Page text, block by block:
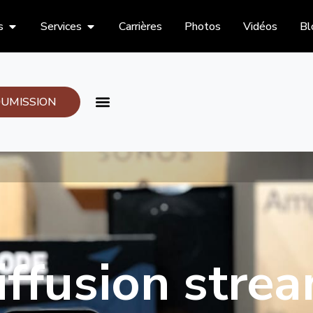
Services Carrières Photos Vidéos